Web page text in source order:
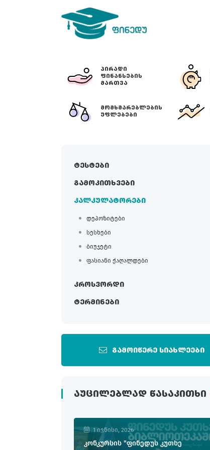
ᲞᲘᲠᲐᲓᲘ
ᲤᲘᲜᲐᲜᲡᲔᲑᲘᲡ
ᲛᲐᲠᲗᲕᲐ
ᲛᲝᲛᲮᲛᲐᲠᲔᲑᲚᲔᲑᲘᲡ
ᲣᲤᲚᲔᲑᲔᲑᲘ
ტესტები
გამოკითხვები
კალკულატორები
დეპოზიტები
სესხები
ბიუჯეტი
ფასიანი ქაღალდები
კროსვორდი
ტერმინები
გამოიწერე სიახლეები
ᲐᲣᲪᲘᲚᲔᲑᲚᲐᲓ ᲬᲐᲡᲐᲙᲘᲗᲮᲘ
1 ივნისი, 2026
კონკურსის "ფინედუს კუთხე